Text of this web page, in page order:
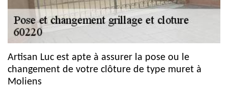
Artisan Luc est apte à assurer la pose ou le
changement de votre clôture de type muret à
Moliens